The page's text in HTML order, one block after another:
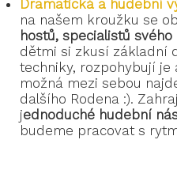
Dramatická a hudební
na našem kroužku se
hostů, specialistů svého
dětmi si zkusí základní
techniky, rozpohybují je
možná mezi sebou
dalšího Rodena :).
jednoduché hudební
budeme pracovat s